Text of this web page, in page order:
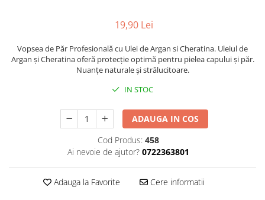
Produse pentru protectie solara
Creion si tus ochi
Ruj si creion buze
Produse stilizare sprancene
19,90 Lei
Vopsea de Păr Profesională cu Ulei de Argan si Cheratina. Uleiul de
Argan şi Cheratina oferă protecţie optimă pentru pielea capului şi păr.
Nuanţe naturale şi strălucitoare.
IN STOC
ADAUGA IN COS
Cod Produs: 458
Ai nevoie de ajutor? 0722363801
Adauga la Favorite Cere informatii